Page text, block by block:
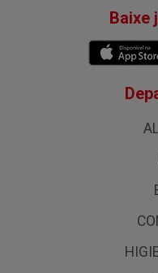
Baixe